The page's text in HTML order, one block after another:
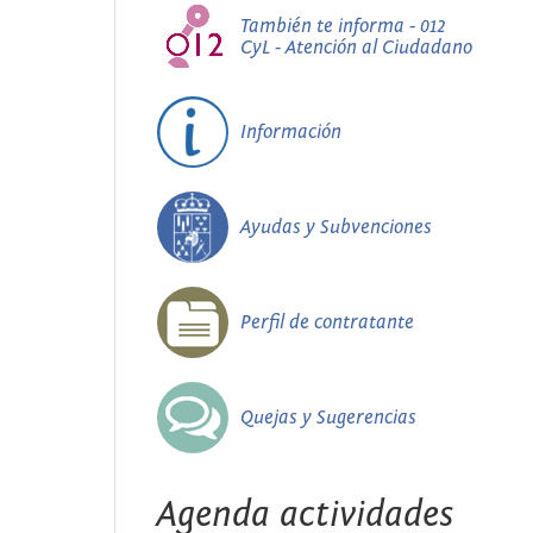
También te informa - 012
CyL - Atención al Ciudadano
Información
Ayudas y Subvenciones
Perfil de contratante
Quejas y Sugerencias
Agenda actividades